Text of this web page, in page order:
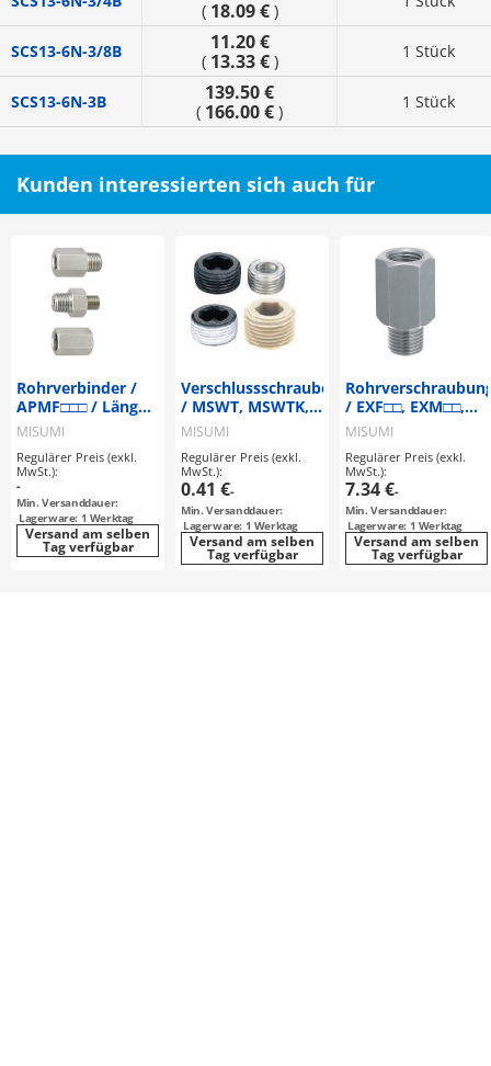
( 18.09 €)
SCS13-6N-3/8B 11.20 €
( 13.33 €) 1 Stück
SCS13-6N-3B 139.50 €
( 166.00 € ) 1 Stück
Kunden interessierten sich auch für
Rohrverbinder /
APMF□□□ / Länge
konfigurierbar /
Länge
konfigurierbar
MISUMI
Regulärer Preis (exkl.
MwSt.):
-
Min. Versanddauer:
Lagerware: 1 Werktag
Versand am selben
Tag verfügbar
Verschlussschrauben
/ MSWT, MSWTK,
MSWTM,
MSWTMK, MSWTP,
MSWTS, MSWTSK /
Außengewinde /
Innensechskant
MISUMI
Regulärer Preis (exkl.
MwSt.):
0.41 €-
Min. Versanddauer:
Lagerware: 1 Werktag
Versand am selben
Tag verfügbar
/ EXF□□, EXM□□,
EXT□□ /
Reduzierstück
MISUMI
Regulärer Preis (exkl.
MwSt.):
7.34 €-
Min. Versanddauer:
Lagerware: 1 Werktag
Versand am selben
Tag verfügbar